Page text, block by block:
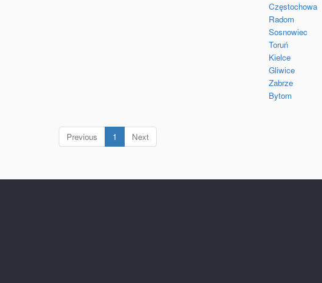
Częstochowa
Radom
Sosnowiec
Toruń
Kielce
Gliwice
Zabrze
Bytom
Previous 1 (current)
Next